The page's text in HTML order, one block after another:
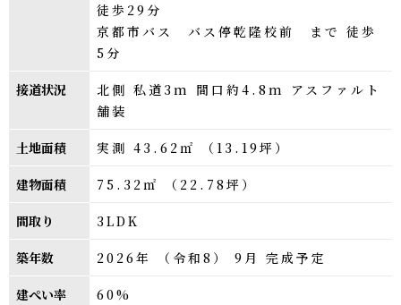
徒歩29分
京都市バス バス停乾隆校前 まで 徒歩
5分
接道状況
北側 私道3m 間口約4.8m アスファルト
舗装
土地面積 実測 43.62㎡ （13.19坪）
建物面積 75.32㎡ （22.78坪）
間取り 3LDK
築年数 2026年 （令和8） 9月 完成予定
建ぺい率 60%